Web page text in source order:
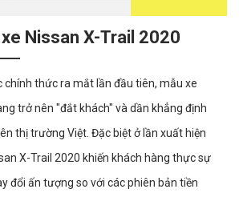
Nissan X-Trail 2020
chính thức ra mắt lần đầu tiên, mẫu xe
trở nên "đắt khách" và dần khẳng định
thị trường Việt. Đặc biệt ở lần xuất hiện
X-Trail 2020 khiến khách hàng thực sự
đổi ấn tượng so với các phiên bản tiền